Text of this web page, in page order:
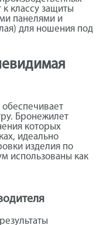
классу защиты
панелями и
для ношения под
Бронежилет
которых
идеально
изделия по
использованы как